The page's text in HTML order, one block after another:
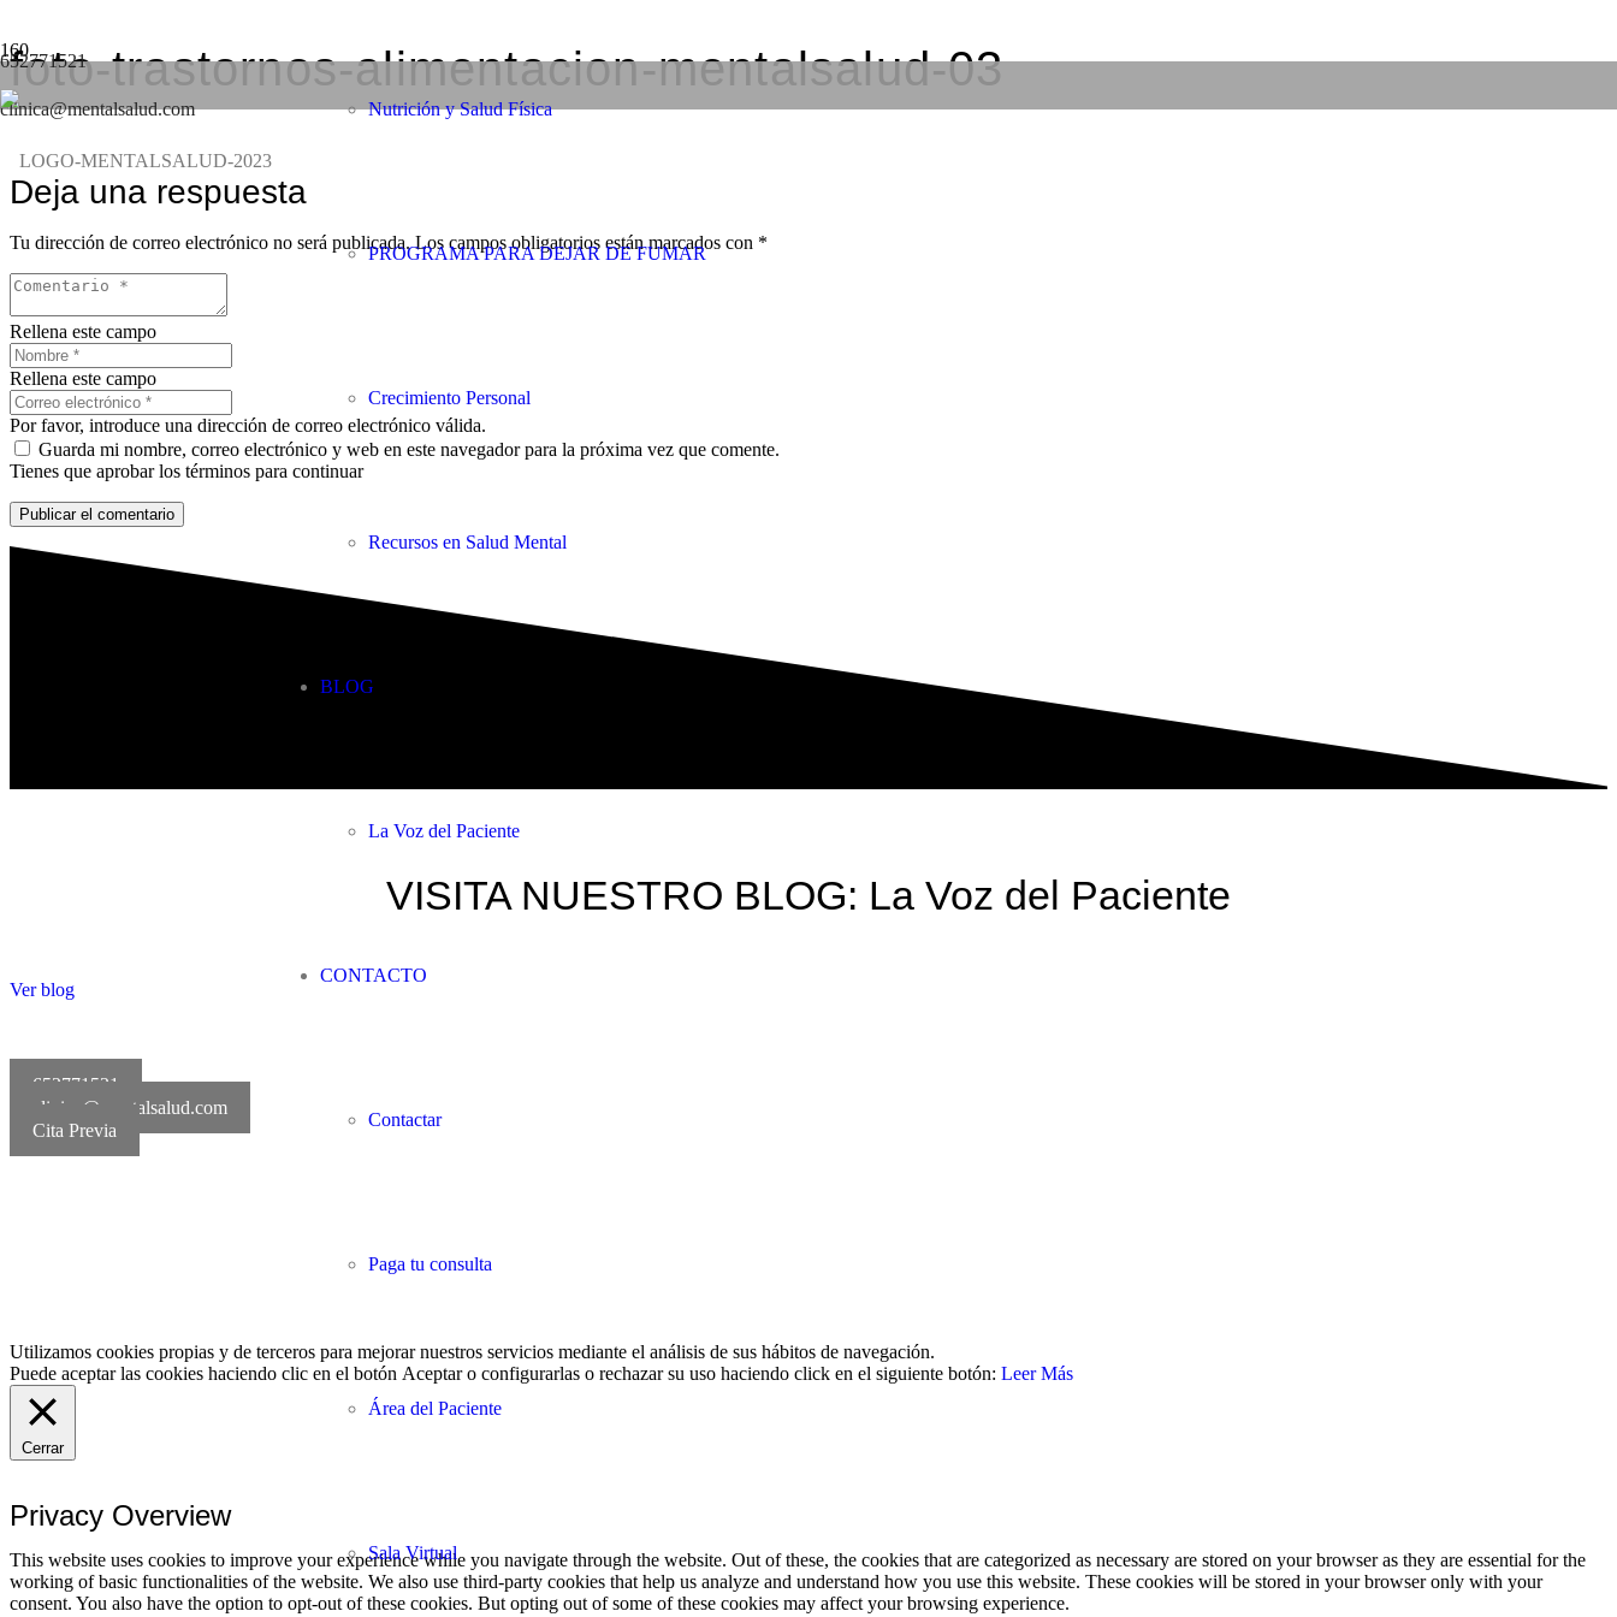
652771521
clinica@mentalsalud.com Nutrición y Salud Física
PROGRAMA PARA DEJAR DE FUMAR
Crecimiento Personal
Recursos en Salud Mental
BLOG
La Voz del Paciente
CONTACTO
Contactar
Paga tu consulta
Área del Paciente
Sala Virtual
foto-trastornos-alimentacion-mentalsalud-03
Deja una respuesta
Tu dirección de correo electrónico no será publicada. Los campos obligatorios están marcados con *
Rellena este campo
Rellena este campo
Por favor, introduce una dirección de correo electrónico válida.
Guarda mi nombre, correo electrónico y web en este navegador para la próxima vez que comente.
Tienes que aprobar los términos para continuar
Publicar el comentario
VISITA NUESTRO BLOG: La Voz del Paciente
Ver blog
652771521
clinica@mentalsalud.com
Cita Previa
Utilizamos cookies propias y de terceros para mejorar nuestros servicios mediante el análisis de sus hábitos de navegación.
Puede aceptar las cookies haciendo clic en el botón Aceptaro configurarlas o rechazar su uso haciendo click en el siguiente botón: Leer Más
Cerrar
Privacy Overview
This website uses cookies to improve your experience while you navigate through the website. Out of these, the cookies that are categorized as necessary are stored on your browser as they are essential for the
working of basic functionalities of the website. We also use third-party cookies that help us analyze and understand how you use this website. These cookies will be stored in your browser only with your
consent. You also have the option to opt-out of these cookies. But opting out of some of these cookies may affect your browsing experience.